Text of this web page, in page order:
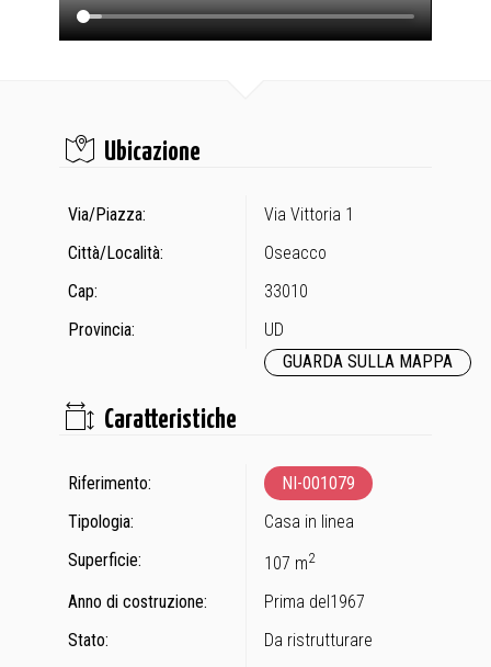
Ubicazione
Via/Piazza:
Via Vittoria 1
Città/Località:
Oseacco
Cap:
33010
Provincia:
UD
GUARDA SULLA MAPPA
Caratteristiche
Riferimento:
NI-001079
Tipologia:
Casa in linea
Superficie:
107 m2
Anno di costruzione:
Prima del1967
Stato:
Da ristrutturare